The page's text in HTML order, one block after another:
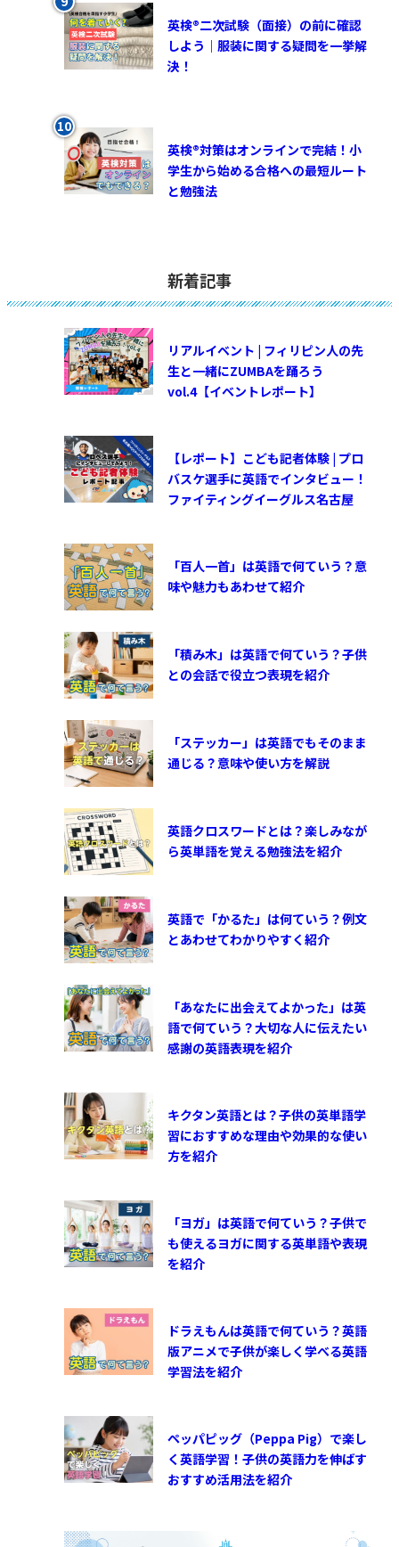
英検®︎二次試験（面接）の前に確認
しよう｜服装に関する疑問を一挙解
決！
英検®対策はオンラインで完結！小
学生から始める合格への最短ルート
と勉強法
新着記事
リアルイベント | フィリピン人の先
生と一緒にZUMBAを踊ろう
vol.4【イベントレポート】
【レポート】こども記者体験 | プロ
バスケ選手に英語でインタビュー！
ファイティングイーグルス名古屋
「百人一首」は英語で何ていう？意
味や魅力もあわせて紹介
「積み木」は英語で何ていう？子供
との会話で役立つ表現を紹介
「ステッカー」は英語でもそのまま
通じる？意味や使い方を解説
英語クロスワードとは？楽しみなが
ら英単語を覚える勉強法を紹介
英語で「かるた」は何ていう？例文
とあわせてわかりやすく紹介
「あなたに出会えてよかった」は英
語で何ていう？大切な人に伝えたい
感謝の英語表現を紹介
キクタン英語とは？子供の英単語学
習におすすめな理由や効果的な使い
方を紹介
「ヨガ」は英語で何ていう？子供で
も使えるヨガに関する英単語や表現
を紹介
ドラえもんは英語で何ていう？英語
版アニメで子供が楽しく学べる英語
学習法を紹介
ペッパピッグ（Peppa Pig）で楽し
く英語学習！子供の英語力を伸ばす
おすすめ活用法を紹介